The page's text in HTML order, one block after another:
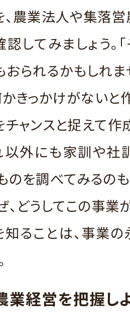
農業法人や集落
してみましょう。
おられるかもしれま
きっかけがないと
チャンスと捉えて作
以外にも家訓や社
のを調べてみるの
、どうしてこの事業
ることは、事業
経営を把握し